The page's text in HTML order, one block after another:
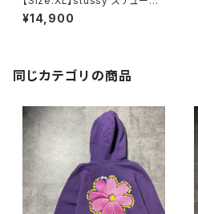
ー ラベルロゴ クリームホワ
イト ボアフリースジャケット
¥14,900
同じカテゴリの商品